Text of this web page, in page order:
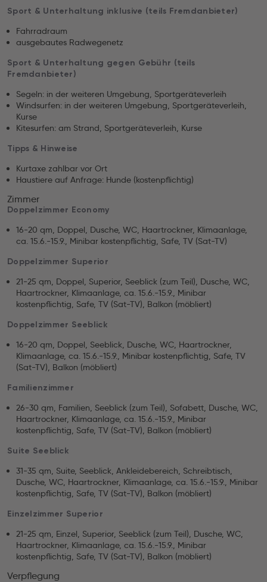
Sport & Unterhaltung inklusive (teils Fremdanbieter)
Fahrradraum
ausgebautes Radwegenetz
Sport & Unterhaltung gegen Gebühr (teils
Fremdanbieter)
Segeln: in der weiteren Umgebung, Sportgeräteverleih
Windsurfen: in der weiteren Umgebung, Sportgeräteverleih,
Kurse
Kitesurfen: am Strand, Sportgeräteverleih, Kurse
Tipps & Hinweise
Kurtaxe zahlbar vor Ort
Haustiere auf Anfrage: Hunde (kostenpflichtig)
Zimmer
Doppelzimmer Economy
16-20 qm, Doppel, Dusche, WC, Haartrockner, Klimaanlage,
ca. 15.6.-15.9., Minibar kostenpflichtig, Safe, TV (Sat-TV)
Doppelzimmer Superior
21-25 qm, Doppel, Superior, Seeblick (zum Teil), Dusche, WC,
Haartrockner, Klimaanlage, ca. 15.6.-15.9., Minibar
kostenpflichtig, Safe, TV (Sat-TV), Balkon (möbliert)
Doppelzimmer Seeblick
16-20 qm, Doppel, Seeblick, Dusche, WC, Haartrockner,
Klimaanlage, ca. 15.6.-15.9., Minibar kostenpflichtig, Safe, TV
(Sat-TV), Balkon (möbliert)
Familienzimmer
26-30 qm, Familien, Seeblick (zum Teil), Sofabett, Dusche, WC,
Haartrockner, Klimaanlage, ca. 15.6.-15.9., Minibar
kostenpflichtig, Safe, TV (Sat-TV), Balkon (möbliert)
Suite Seeblick
31-35 qm, Suite, Seeblick, Ankleidebereich, Schreibtisch,
Dusche, WC, Haartrockner, Klimaanlage, ca. 15.6.-15.9., Minibar
kostenpflichtig, Safe, TV (Sat-TV), Balkon (möbliert)
Einzelzimmer Superior
21-25 qm, Einzel, Superior, Seeblick (zum Teil), Dusche, WC,
Haartrockner, Klimaanlage, ca. 15.6.-15.9., Minibar
kostenpflichtig, Safe, TV (Sat-TV), Balkon (möbliert)
Verpflegung